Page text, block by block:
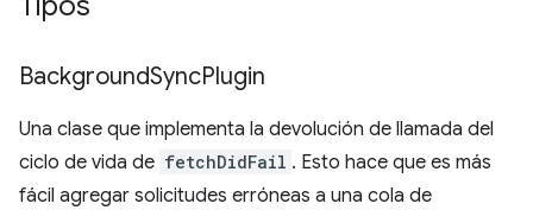
BackgroundSyncPlugin
Una clase que implementa la devolución de llamada del
ciclo de vida de fetchDidFail . Esto hace que es más
fácil agregar solicitudes erróneas a una cola de